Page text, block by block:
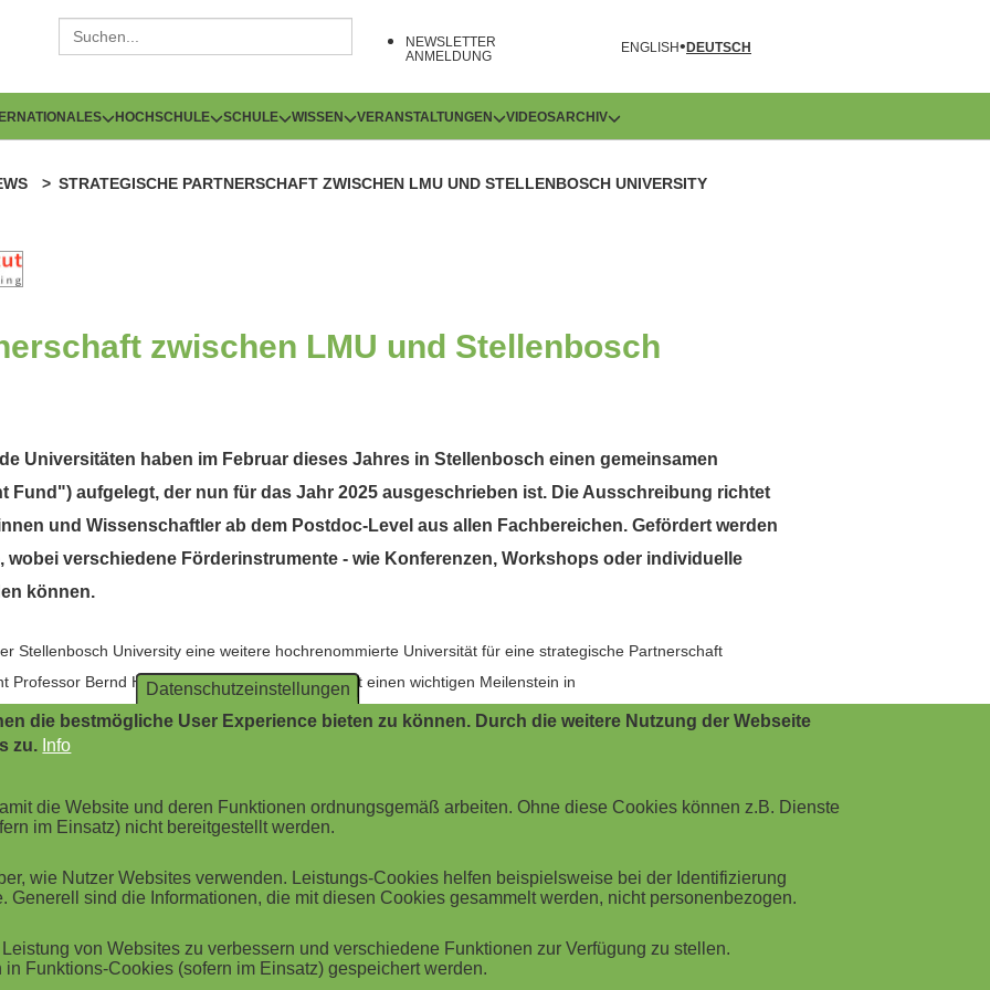
NEWSLETTER
ANMELDUNG
ENGLISH DEUTSCH
HOCHSCHULE SCHULE WISSEN VERANSTALTUNGEN VIDEOSARCHIV
STRATEGISCHE PARTNERSCHAFT ZWISCHEN LMU UND STELLENBOSCH UNIVERSITY
zwischen LMU und Stellenbosch
Universitäten haben im Februar dieses Jahres in Stellenbosch einen gemeinsamen
Fund") aufgelegt, der nun für das Jahr 2025 ausgeschrieben ist. Die Ausschreibung richtet
und Wissenschaftler ab dem Postdoc-Level aus allen Fachbereichen. Gefördert werden
verschiedene Förderinstrumente - wie Konferenzen, Workshops oder individuelle
können.
Stellenbosch University eine weitere hochrenommierte Universität für eine strategische Partnerschaft
Professor Bernd Huber. "Die Kooperation markiert einen wichtigen Meilenstein in
und eröffnet unseren Wissenschaftlerinnen und Wissenschaftlern neue spannende Möglichkeiten."
University - einer der besten und forschungsstärksten Universitäten in Afrika - bietet den Lehrenden und
Forschungsmöglichkeiten und neue wissenschaftliche Perspektiven auf dem afrikanischen Kontinent.
endet am 10. Juni 2025 . Eine weitere Ausschreibung für das Jahr 2026 ist für den Herbst 2025
NETZWERK
Datenschutzeinstellungen
die bestmögliche User Experience bieten zu können. Durch die weitere Nutzung der Webseite
zu. Info
die Website und deren Funktionen ordnungsgemäß arbeiten. Ohne diese Cookies können z.B. Dienste
im Einsatz) nicht bereitgestellt werden.
wie Nutzer Websites verwenden. Leistungs-Cookies helfen beispielsweise bei der Identifizierung
Generell sind die Informationen, die mit diesen Cookies gesammelt werden, nicht personenbezogen.
von Websites zu verbessern und verschiedene Funktionen zur Verfügung zu stellen.
Funktions-Cookies (sofern im Einsatz) gespeichert werden.